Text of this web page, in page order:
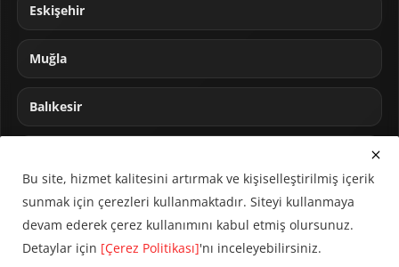
Eskişehir
Muğla
Balıkesir
Bu site, hizmet kalitesini artırmak ve kişiselleştirilmiş içerik
sunmak için çerezleri kullanmaktadır. Siteyi kullanmaya
devam ederek çerez kullanımını kabul etmiş olursunuz.
Detaylar için [Çerez Politikası]'nı inceleyebilirsiniz.